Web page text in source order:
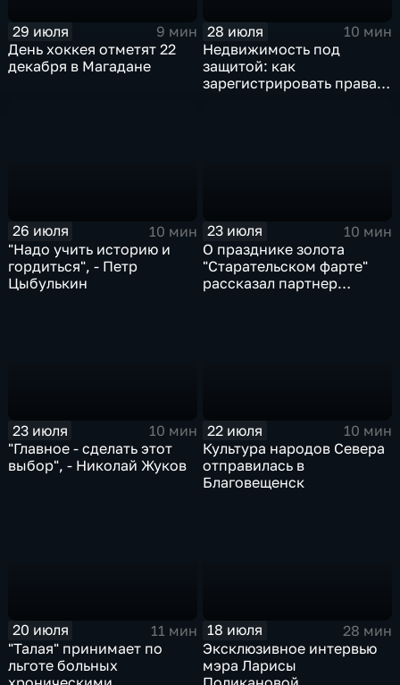
29 июля
9 мин
День хоккея отметят 22
декабря в Магадане
28 июля
10 мин
Недвижимость под
защитой: как
зарегистрировать права и
26 июля
10 мин
"Надо учить историю и
гордиться", - Петр
Цыбулькин
23 июля
10 мин
О празднике золота
"Старательском фарте"
рассказал партнер
23 июля
10 мин
"Главное - сделать этот
выбор", - Николай Жуков
22 июля
10 мин
Культура народов Севера
отправилась в
Благовещенск
20 июля
11 мин
"Талая" принимает по
льготе больных
18 июля
28 мин
Эксклюзивное интервью
мэра Ларисы